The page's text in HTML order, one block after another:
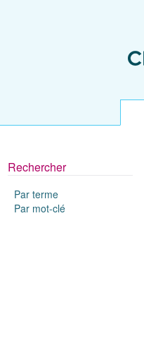
Rechercher
Par terme
Par mot-clé